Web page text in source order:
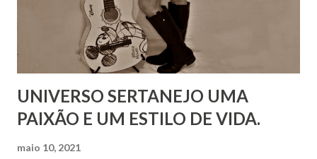
UNIVERSO SERTANEJO UMA
PAIXÃO E UM ESTILO DE VIDA.
maio 10, 2021